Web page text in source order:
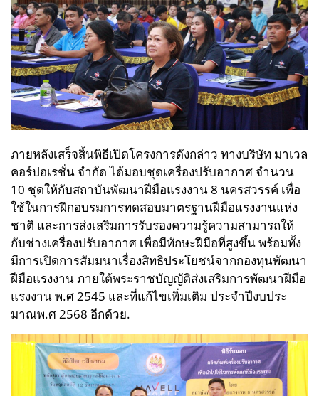
ภายหลังเสร็จสิ้นพิธีเปิดโครงการดังกล่าว ทางบริษัท มาเวล
คอร์ปอเรชั่น จำกัด ได้มอบชุดเครื่องปรับอากาศ จำนวน
10 ชุดให้กับสถาบันพัฒนาฝีมือแรงงาน 8 นครสวรรค์ เพื่อ
ใช้ในการฝึกอบรมการทดสอบมาตรฐานฝีมือแรงงานแห่ง
ชาติ และการส่งเสริมการรับรองความรู้ความสามารถให้
กับช่างเครื่องปรับอากาศ เพื่อมีทักษะฝีมือที่สูงขึ้น พร้อมทั้ง
มีการเปิดการสัมมนาเรื่องสิทธิประโยชน์จากกองทุนพัฒนา
ฝีมือแรงงาน ภายใต้พระราชบัญญัติส่งเสริมการพัฒนาฝีมือ
แรงงาน พ.ศ 2545 และที่แก้ไขเพิ่มเติม ประจำปีงบประ
มาณพ.ศ 2568 อีกด้วย.